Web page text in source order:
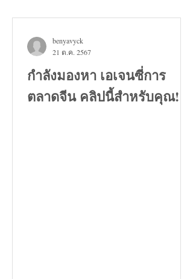
กำลังมองหา เอเจนซี่การ
ตลาดจีน คลิปนี้สำหรับคุณ!
benyavyck
21 ต.ค. 2567